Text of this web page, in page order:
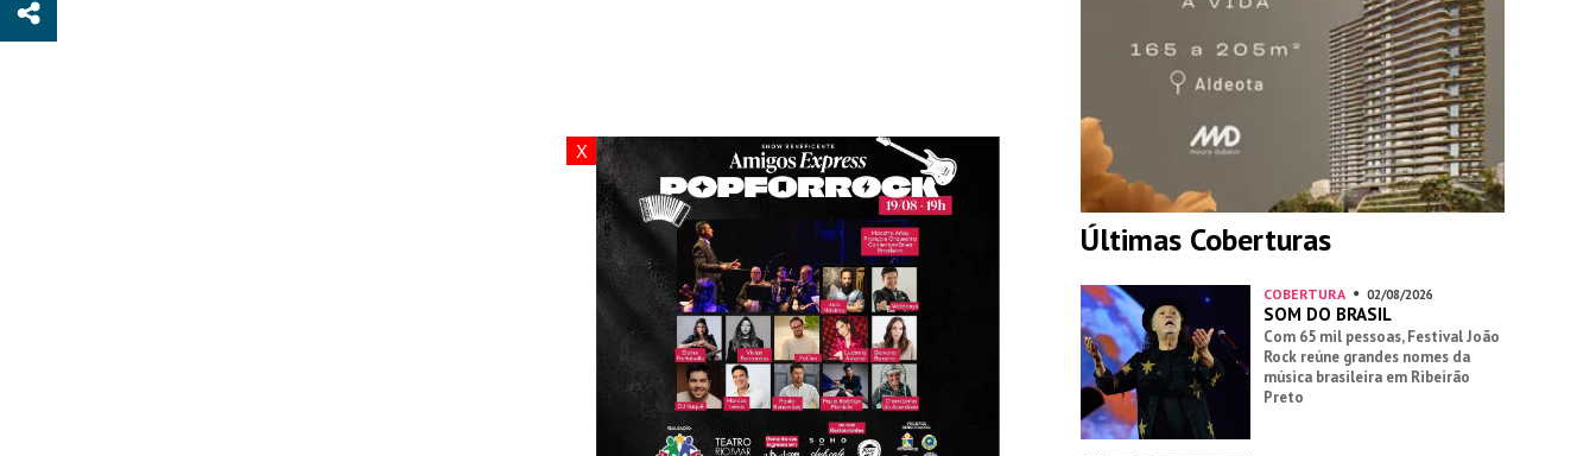
Últimas Coberturas
COBERTURA 02/08/2026
SOM DO BRASIL
Com 65 mil pessoas, Festival João
Rock reúne grandes nomes da
música brasileira em Ribeirão
Preto
X